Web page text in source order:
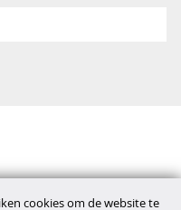
cookies om de website te